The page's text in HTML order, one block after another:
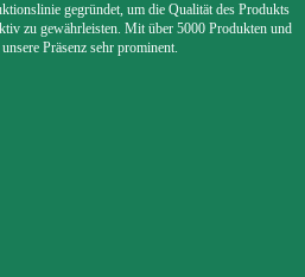
gegründet, um die Qualität des Produkts
zu gewährleisten. Mit über 5000 Produkten und
Präsenz sehr prominent.